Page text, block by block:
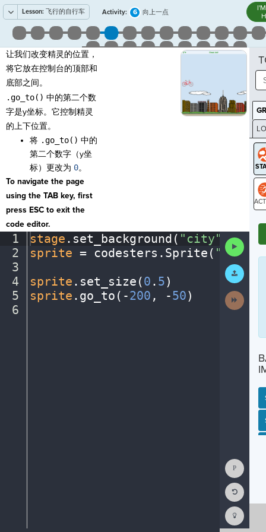
Lesson: 飞行的自行车 Activity: 6 向上一点
让我们改变精灵的位置，
将它放在控制台的顶部和
底部之间。
.go_to() 中的第二个数
字是y坐标。它控制精灵
的上下位置。
将 .go_to() 中的
第二个数字（y坐
标）更改为 0。
To navigate the page
using the TAB key, first
press ESC to exit the
code editor.
1
2
3
4
5
6
stage . set_background( "city" )¬
sprite = codesters . Sprite( "bike" )
sprite . set_size(0 . 5)
sprite . go_to( -200 , -50)
Code
Work
Activity
Code
Editor
How
To